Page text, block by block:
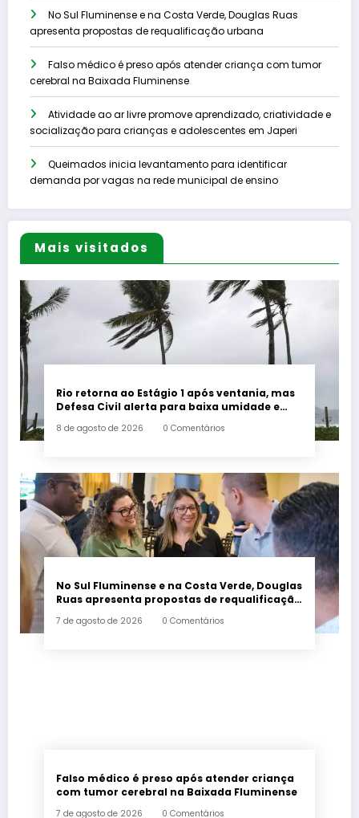
No Sul Fluminense e na Costa Verde, Douglas Ruas
apresenta propostas de requalificação urbana
Falso médico é preso após atender criança com tumor
cerebral na Baixada Fluminense
Atividade ao ar livre promove aprendizado, criatividade e
socialização para crianças e adolescentes em Japeri
Queimados inicia levantamento para identificar
demanda por vagas na rede municipal de ensino
Mais visitados
Rio retorna ao Estágio 1 após ventania, mas
Defesa Civil alerta para baixa umidade e
8 de agosto de 2026 0 Comentários
No Sul Fluminense e na Costa Verde, Douglas
Ruas apresenta propostas de requalificação
7 de agosto de 2026 0 Comentários
Falso médico é preso após atender criança
com tumor cerebral na Baixada Fluminense
7 de agosto de 2026 0 Comentários